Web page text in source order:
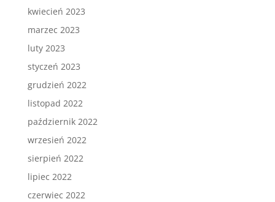
kwiecień 2023
marzec 2023
luty 2023
styczeń 2023
grudzień 2022
listopad 2022
październik 2022
wrzesień 2022
sierpień 2022
lipiec 2022
czerwiec 2022